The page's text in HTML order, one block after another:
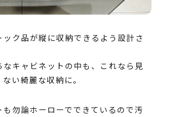
ク品が縦に収納できるよう設計さ
なキャビネットの中も、これなら見
い綺麗な収納に。
勿論ホーローでできているので汚